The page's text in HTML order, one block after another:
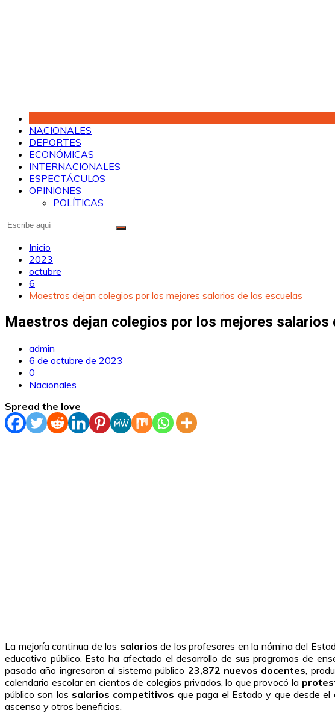
NACIONALES
DEPORTES
ECONÓMICAS
INTERNACIONALES
ESPECTÁCULOS
OPINIONES
POLÍTICAS
Inicio
2023
octubre
6
Maestros dejan colegios por los mejores salarios de las escuelas
Maestros dejan colegios por los mejores salarios
admin
6 de octubre de 2023
0
Nacionales
Spread the love
La mejoría continua de los salarios de los profesores en la nómina del
educativo público. Esto ha afectado el desarrollo de sus programas de
pasado año ingresaron al sistema público 23,872 nuevos docentes ,
calendario escolar en cientos de colegios privados, lo que provocó la
público son los salarios competitivos que paga el Estado y que desde
ascenso y otros beneficios.